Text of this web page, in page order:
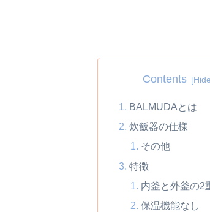
Contents
BALMUDAとは
炊飯器の仕様
その他
特徴
内釜と外釜の2
保温機能なし